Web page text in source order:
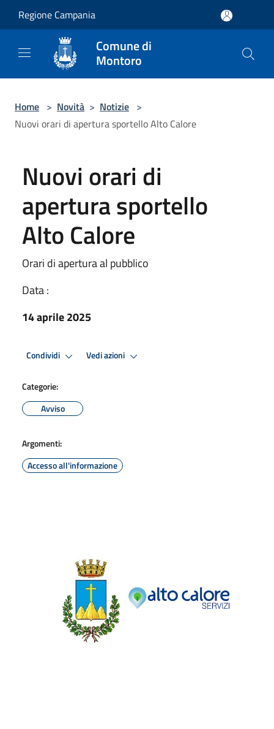
Regione Campania
Comune di
Montoro
Home > Novità > Notizie >
Nuovi orari di apertura sportello Alto Calore
Nuovi orari di
apertura sportello
Alto Calore
Orari di apertura al pubblico
Data :
14 aprile 2025
Condividi Vedi azioni
Categorie:
Avviso
Argomenti:
Accesso all'informazione